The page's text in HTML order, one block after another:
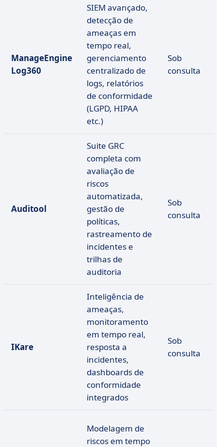
ManageEngine
Log360
SIEM avançado,
detecção de
ameaças em
tempo real,
gerenciamento
centralizado de
logs, relatórios
de conformidade
(LGPD, HIPAA
etc.)
Sob
consulta
Auditool
Suite GRC
completa com
avaliação de
riscos
automatizada,
gestão de
políticas,
rastreamento de
incidentes e
trilhas de
auditoria
Sob
consulta
IKare
Inteligência de
ameaças,
monitoramento
em tempo real,
resposta a
incidentes,
dashboards de
conformidade
integrados
Sob
consulta
Modelagem de
riscos em tempo